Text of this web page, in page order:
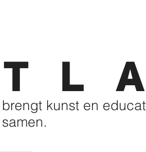
brengt kunst en
samen.
L